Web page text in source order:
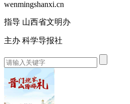
wenmingshanxi.cn
指导 山西省文明办
主办 科学导报社